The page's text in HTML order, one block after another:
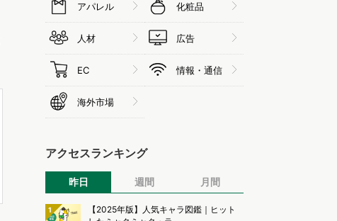
アパレル 化粧品
人材 広告
EC 情報・通信
海外市場
アクセスランキング
昨日 週間 月間
1
【2025年版】人気キャラ図鑑｜ヒット